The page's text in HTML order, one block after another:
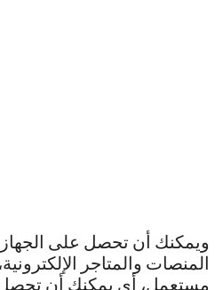
ويمكنك أن تحصل على
المنصات والمتاجر
مستعمل، أي يمكنك أن